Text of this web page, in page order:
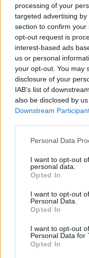
processing of your
targeted advertising
section to confirm
opt-out request is
interest-based ads
us or personal
your opt-out. You may
disclosure of your
IAB’s list of
also be disclosed by
Downstream
Please note that this
not limited to your visit
grant or deny consent
use your data for
consent section.
Personal Data
I want to opt-out
personal data.
Opted In
I want to opt-out
Personal Data.
Opted In
I want to opt-out
Personal Data for
Opted In
Θα ακολουθήσουν
Επιτρόπου
Απόστολου
Γραμματέως του
της Προέδρου
της Κύπρου και
Δημητρίου.
Στη συνέχεια θα
συμπερασμάτων
και η τοποθέτηση
Οργανωτικής
Ρουσόπουλου.